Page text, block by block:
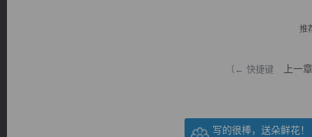
推
（← 快捷键 上一章
写的很棒，送朵鲜花！